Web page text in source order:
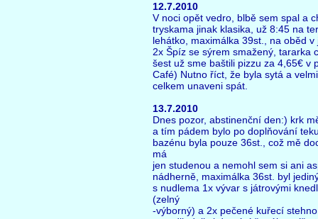
12.7.2010
V noci opět vedro, blbě sem spal a
tryskama jinak klasika, už 8:45 na
lehátko, maximálka 39st., na oběd
2x Špíz se sýrem smažený, tararka
šest už sme baštili pizzu za 4,65€ v
Café) Nutno říct, že byla sytá a
celkem unaveni spát.
13.7.2010
Dnes pozor, abstinenční den:) krk
a tím pádem bylo po doplňování
bazénu byla pouze 36st., což mě
má
jen studenou a nemohl sem si ani
nádherně, maximálka 36st. byl
s nudlema 1x vývar s játrovými
(zelný
-výborný) a 2x pečené kuřecí